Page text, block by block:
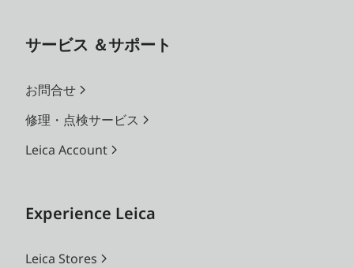
サービス ＆サポート
お問合せ
修理・点検サービス
Leica Account
Experience Leica
Leica Stores